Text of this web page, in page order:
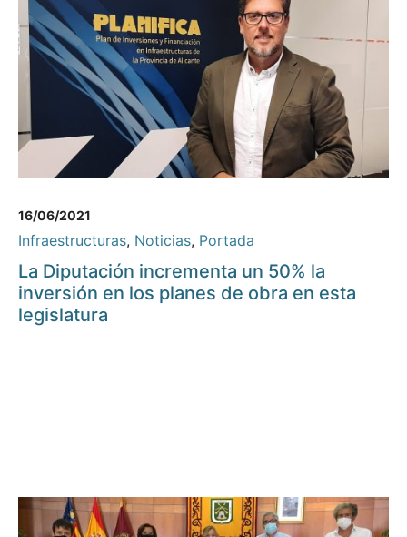
16/06/2021
Infraestructuras, Noticias, Portada
La Diputación incrementa un 50% la
inversión en los planes de obra en esta
legislatura